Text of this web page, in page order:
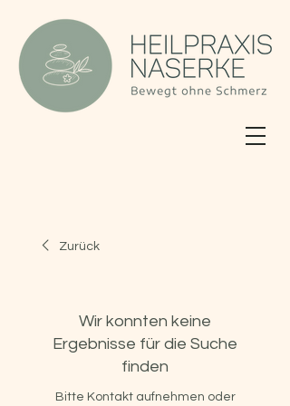
Zurück
Wir konnten keine
Ergebnisse für die Suche
finden
Bitte Kontakt aufnehmen oder